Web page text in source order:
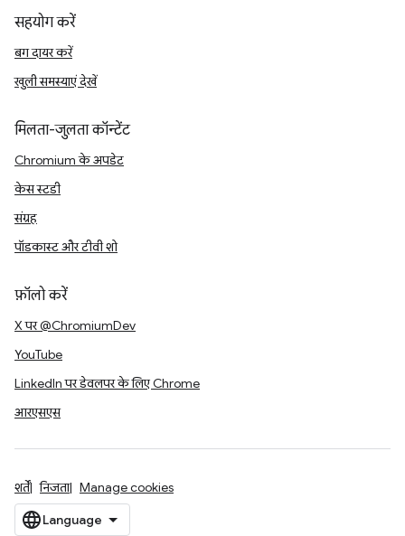
सहयोग करें
बग दायर करें
खुली समस्याएं देखें
मिलता-जुलता कॉन्टेंट
Chromium के अपडेट
केस स्टडी
संग्रह
पॉडकास्ट और टीवी शो
फ़ॉलो करें
X पर @ChromiumDev
YouTube
LinkedIn पर डेवलपर के लिए Chrome
आरएसएस
शर्तें निजता Manage cookies